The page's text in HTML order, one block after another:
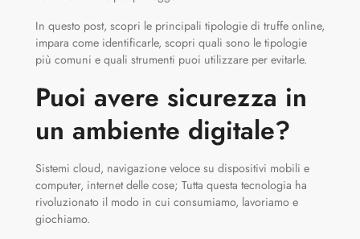
In questo post, scopri le principali tipologie di truffe online,
impara come identificarle, scopri quali sono le tipologie
più comuni e quali strumenti puoi utilizzare per evitarle.
Puoi avere sicurezza in
un ambiente digitale?
Sistemi cloud, navigazione veloce su dispositivi mobili e
computer, internet delle cose; Tutta questa tecnologia ha
rivoluzionato il modo in cui consumiamo, lavoriamo e
giochiamo.